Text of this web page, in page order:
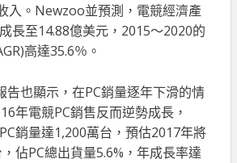
入。Newzoo並預測，電競經濟產
長至14.88億美元，2015～2020的
高達35.6％。
告也顯示，在PC銷量逐年下滑的情
年電競PC銷售反而逆勢成長，
銷量達1,200萬台，預估2017年將
佔PC總出貨量5.6%，年成長率達